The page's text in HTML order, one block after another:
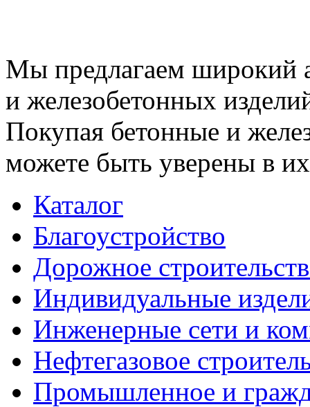
Мы предлагаем широкий
и железобетонных
Покупая бетонные и
можете быть уверены в их
Каталог
Благоустройство
Дорожное
Индивидуальные
Инженерные сети и
Нефтегазовое
Промышленное и